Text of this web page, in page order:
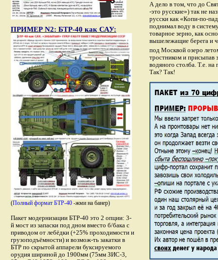
ПРИМЕР N2: БТР-40 как САУ:
(Полный формат БТР-40 -жми на банер)
Пакет модернизации БТР-40 это 2 опции: 3-
й мост из запаски под дном вместо б/бака с
приводом от лебёдки (+25% проходимости и
грузоподъёмности) и возмож-ть закатки в
БТР по скрытой аппарели буксируемого
орудия шириной до 1900мм (75мм ЗИС-3,
А дело в том, что до
-это русские») так не
русски как «Копи-по-
поднимал воду в
товарное зерно, как
вышележащие берега и
под Москвой озеро
тростником и присыпав
водяного столба. Т.е.
Так? Так!